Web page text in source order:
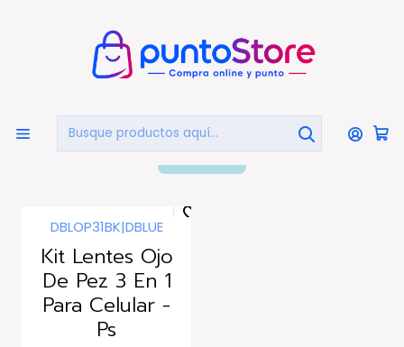
CELULARES Y ACCESORIOS Ojo De Pez
Ojo De Pez
DBLOP31BK|DBLUE
Kit Lentes Ojo
De Pez 3 En 1
Para Celular -
Ps